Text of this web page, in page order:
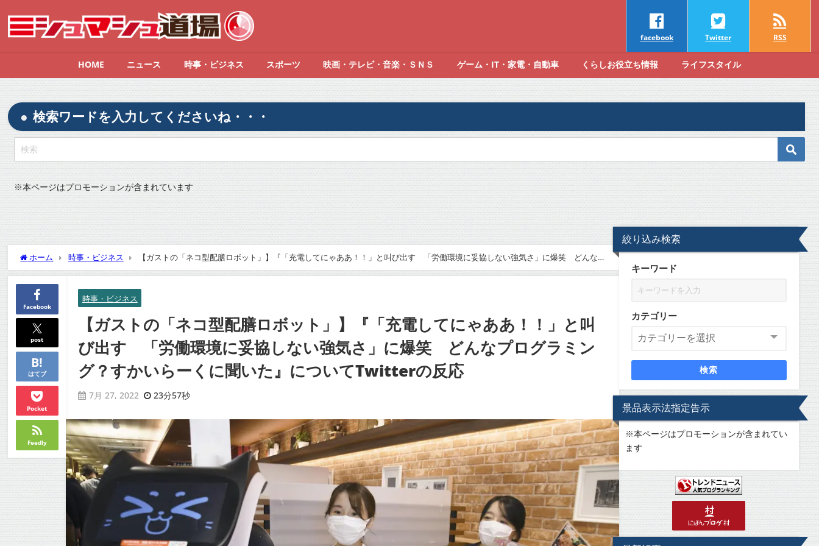
facebook Twitter RSS
HOME ニュース 時事・ビジネス スポーツ 映画・テレビ・音楽・ＳＮＳ ゲーム・IT・家電・自動車 くらしお役立ち情報 ライフスタイル
検索ワードを入力してくださいね・・・
※本ページはプロモーションが含まれています
ホーム 時事・ビジネス
【ガストの「ネコ型配膳ロボット」】『「充電してにゃああ！！」と叫び出す 「労働環境に妥協しない強気さ」に爆笑 どんなプ
ログラミング？すかいらーくに聞いた』についてTwitterの反応
Facebook
post
はてブ
Pocket
Feedly
時事・ビジネス
【ガストの「ネコ型配膳ロボット」】『「充電してにゃああ！！」と叫
び出す 「労働環境に妥協しない強気さ」に爆笑 どんなプログラミン
グ？すかいらーくに聞いた』についてTwitterの反応
7月 27, 2022 23分57秒
絞り込み検索
キーワード
カテゴリー
検索
景品表示法指定告示
※本ページはプロモーションが含まれてい
ます